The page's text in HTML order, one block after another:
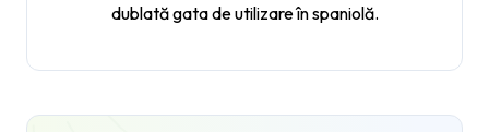
dublată gata de utilizare în spaniolă.